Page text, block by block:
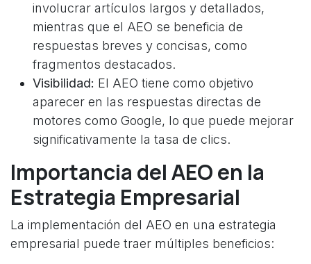
involucrar artículos largos y detallados,
mientras que el AEO se beneficia de
respuestas breves y concisas, como
fragmentos destacados.
Visibilidad: El AEO tiene como objetivo
aparecer en las respuestas directas de
motores como Google, lo que puede mejorar
significativamente la tasa de clics.
Importancia del AEO en la
Estrategia Empresarial
La implementación del AEO en una estrategia
empresarial puede traer múltiples beneficios: